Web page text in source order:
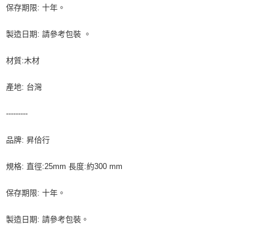
客戶支援中心」
【注意事項】
１．透過由恩沛科技股份有限公司提供之「AFTEE先享後付」服務完成之交
權轉讓予恩沛科技股份有限公司。
https://aftee.tw/terms/#terms3
３．未成年的使用者請事先徵得法定代理人或監護人之同意方可使用
任。
時審查核予不同之上限額度；若仍有額度不足之情形，本公司將視審查結果
恩沛科技股份有限公司將有權停止該用戶之使用額度並採取法律行動。
每筆NT$90，滿NT$990(含以上)免運費
付款後7-11取貨-重量限制含紙箱10kg，請控制商品重量在9~
每筆NT$90，滿NT$990(含以上)免運費
宅配-新竹物流
每筆NT$120，滿NT$2,000(含以上)免運費
保存期限: 十年。
製造日期: 請參考包裝 。
材質:木材
產地: 台灣
---------
品牌: 昇佮行
規格: 直徑:25mm 長度:約300 mm
保存期限: 十年。
製造日期: 請參考包裝。